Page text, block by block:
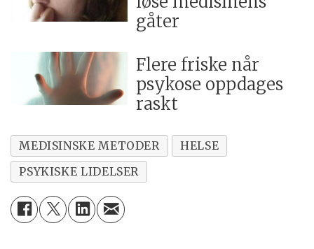
gåter
Flere friske når
psykose oppdages
raskt
MEDISINSKE METODER
HELSE
PSYKISKE LIDELSER